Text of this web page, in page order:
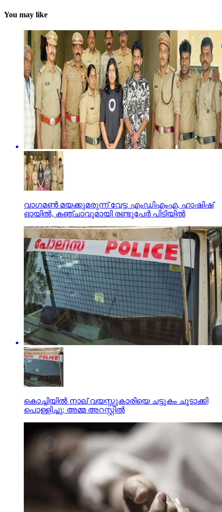
You may like
വാഗമണ്‍ മയക്കുമരുന്ന് വേട്ട: എംഡിഎംഎ, ഹാഷിഷ്
ഓയില്‍, കഞ്ചാവുമായി രണ്ടുപേര്‍ പിടിയില്‍
കൊച്ചിയില്‍ നാല് വയസ്സുകാരിയെ ചട്ടുകം ചൂടാക്കി
പൊള്ളിച്ചു; അമ്മ അറസ്റ്റില്‍